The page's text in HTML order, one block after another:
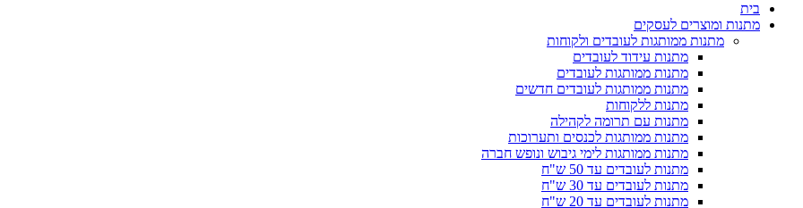
בית
מתנות ומוצרים לעסקים
מתנות ממותגות לעובדים ולקוחות
מתנות עידוד לעובדים
מתנות ממותגות לעובדים
מתנות ממותגות לעובדים חדשים
מתנות ללקוחות
מתנות עם תרומה לקהילה
מתנות ממותגות לכנסים ותערוכות
מתנות ממותגות לימי גיבוש ונופש חברה
מתנות לעובדים עד 50 ש"ח
מתנות לעובדים עד 30 ש"ח
מתנות לעובדים עד 20 ש"ח